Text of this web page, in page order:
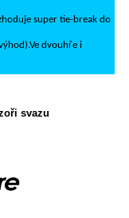
super tie-break do
dvouhře i
svazu